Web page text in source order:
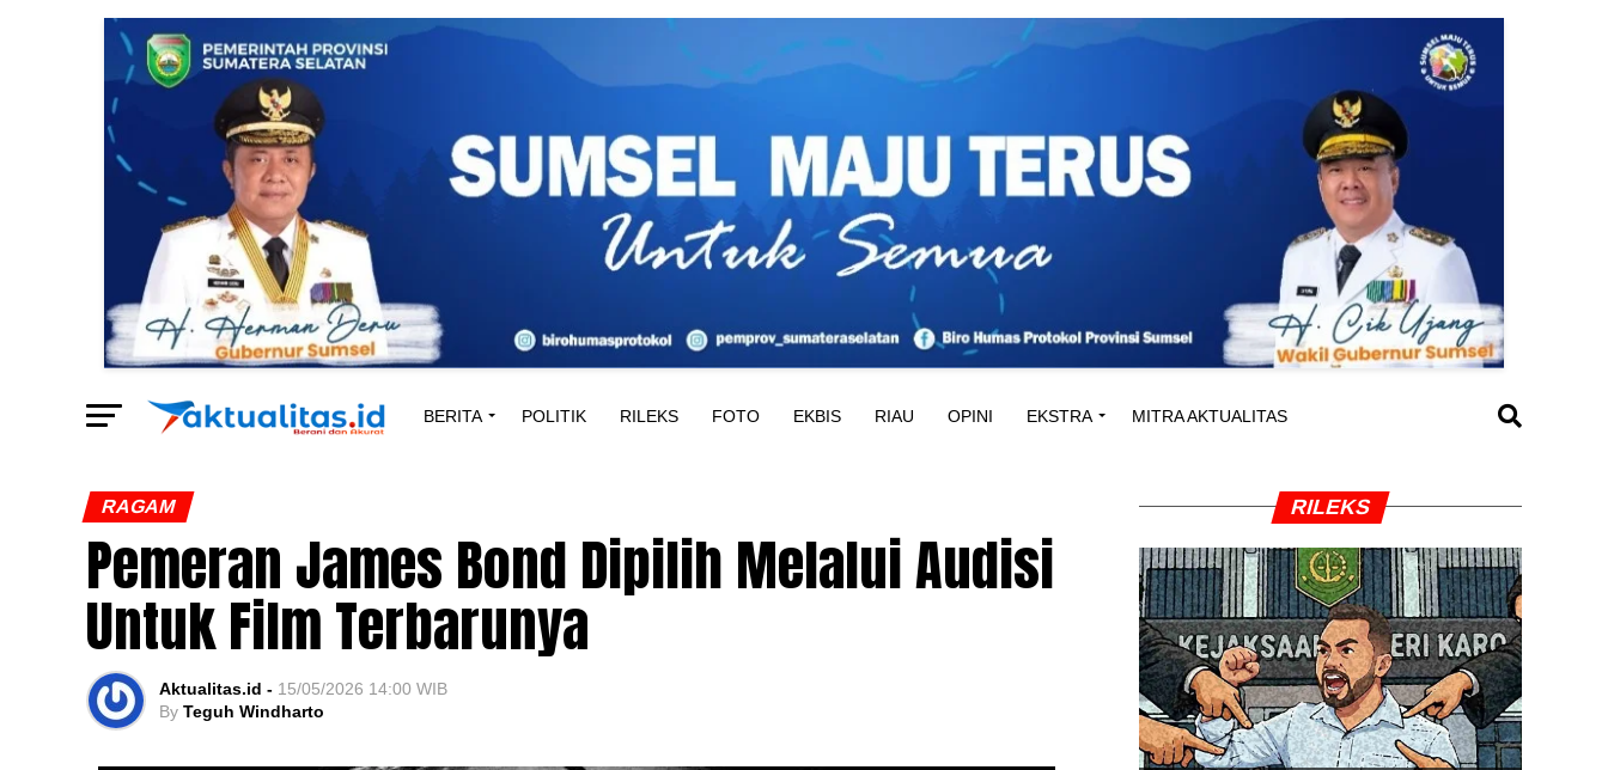
BERITA POLITIK RILEKS FOTO EKBIS RIAU OPINI EKSTRA MITRA AKTUALITAS
RAGAM
Pemeran James Bond Dipilih Melalui Audisi
Untuk Film Terbarunya
Aktualitas.id - 15/05/2026 14:00 WIB
By Teguh Windharto
RILEKS